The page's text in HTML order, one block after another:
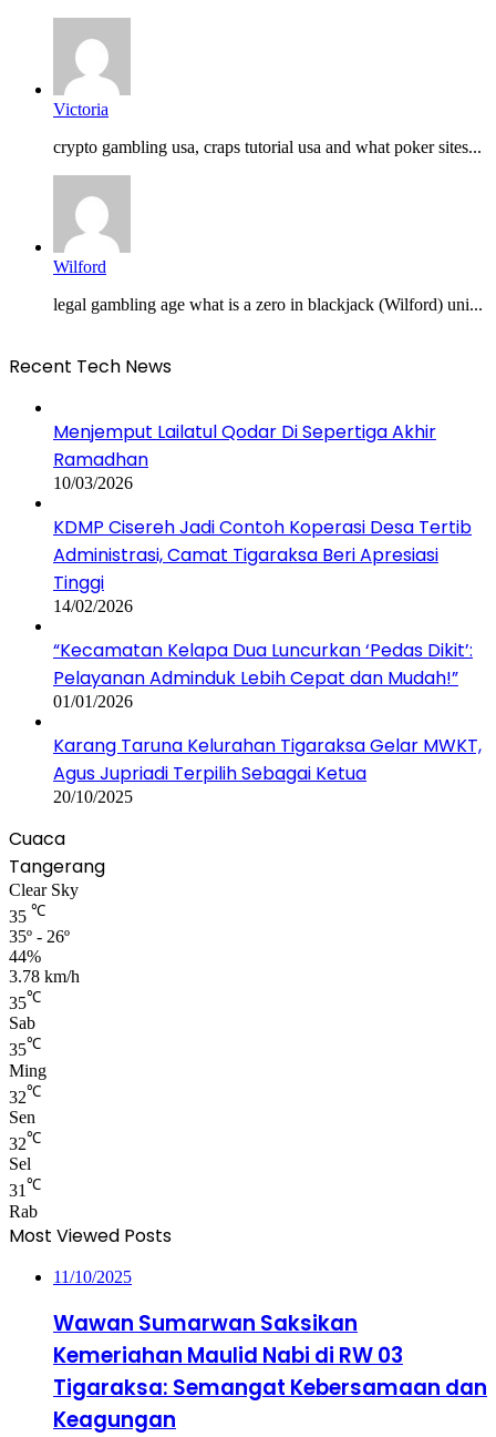
Victoria
crypto gambling usa, craps tutorial usa and what poker sites...
Wilford
legal gambling age what is a zero in blackjack (Wilford) uni...
Recent Tech News
Menjemput Lailatul Qodar Di Sepertiga Akhir
Ramadhan
10/03/2026
KDMP Cisereh Jadi Contoh Koperasi Desa Tertib
Administrasi, Camat Tigaraksa Beri Apresiasi
Tinggi
14/02/2026
“Kecamatan Kelapa Dua Luncurkan ‘Pedas Dikit’:
Pelayanan Adminduk Lebih Cepat dan Mudah!”
01/01/2026
Karang Taruna Kelurahan Tigaraksa Gelar MWKT,
Agus Jupriadi Terpilih Sebagai Ketua
20/10/2025
Cuaca
Tangerang
Clear Sky
35 ℃
35º - 26º
44%
3.78 km/h
35℃
Sab
35℃
Ming
32℃
Sen
32℃
Sel
31℃
Rab
Most Viewed Posts
11/10/2025
Wawan Sumarwan Saksikan
Kemeriahan Maulid Nabi di RW 03
Tigaraksa: Semangat Kebersamaan dan
Keagungan